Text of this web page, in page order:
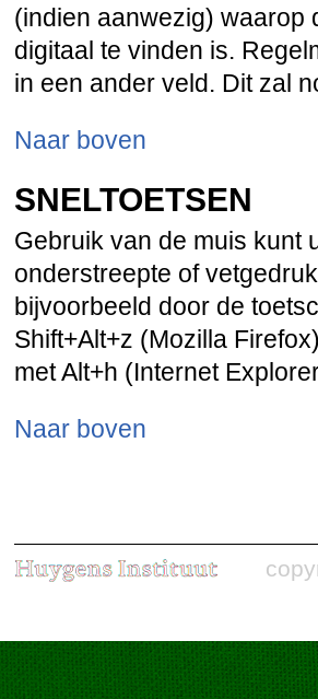
(indien aanwezig) waarop
digitaal te vinden is.
in een ander veld. Dit zal
Naar boven
SNELTOETSEN
Gebruik van de muis kunt
onderstreepte of
bijvoorbeeld door de
Shift+Alt+z (Mozilla
met Alt+h (Internet
Naar boven